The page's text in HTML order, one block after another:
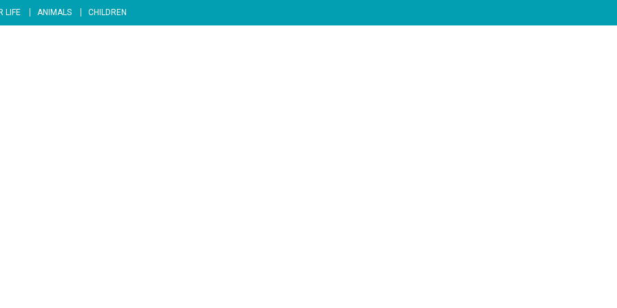
LIFE ANIMALS CHILDREN